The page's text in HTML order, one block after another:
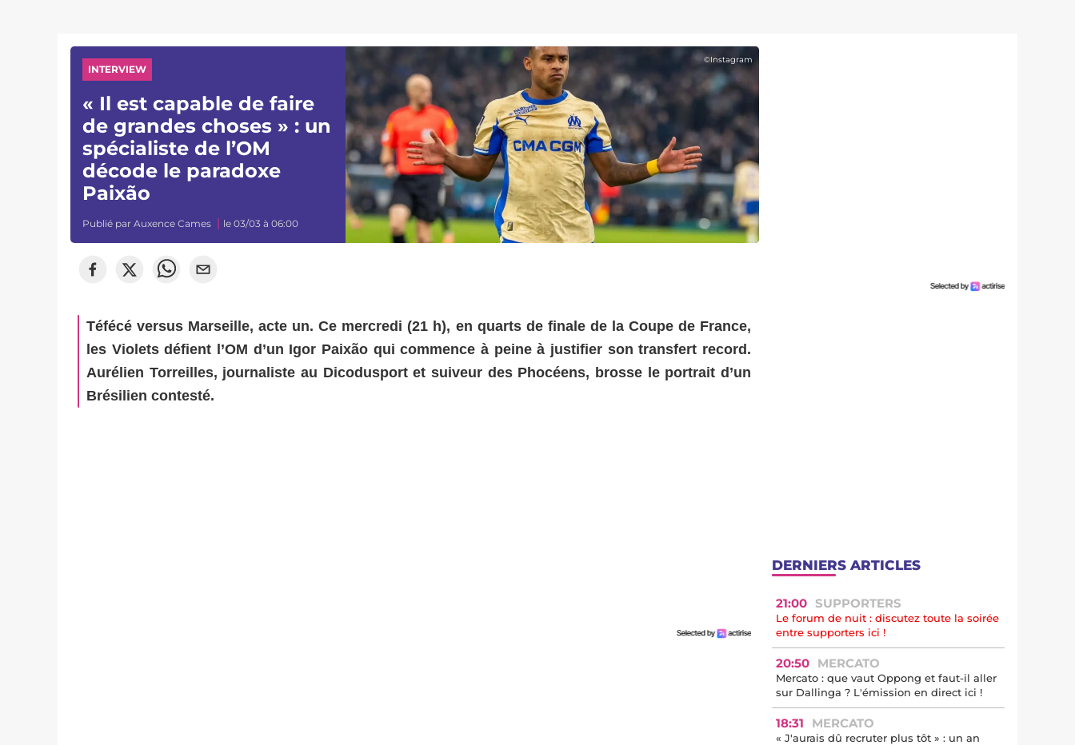
©Instagram
INTERVIEW
« Il est capable de faire
de grandes choses » : un
spécialiste de l’OM
décode le paradoxe
Paixão
Publié parAuxence Cames le 03/03 à 06:00
Téfécé versus Marseille, acte un. Ce mercredi (21 h), en quarts de finale de la Coupe de France,
les Violets défient l’OM d’un Igor Paixão qui commence à peine à justifier son transfert record.
Aurélien Torreilles, journaliste au Dicodusport et suiveur des Phocéens, brosse le portrait d’un
Brésilien contesté.
DERNIERS ARTICLES
21:00 SUPPORTERS
Le forum de nuit : discutez toute la soirée
entre supporters ici !
20:50 MERCATO
Mercato : que vaut Oppong et faut-il aller
sur Dallinga ? L'émission en direct ici !
18:31 MERCATO
« J'aurais dû recruter plus tôt » : un an